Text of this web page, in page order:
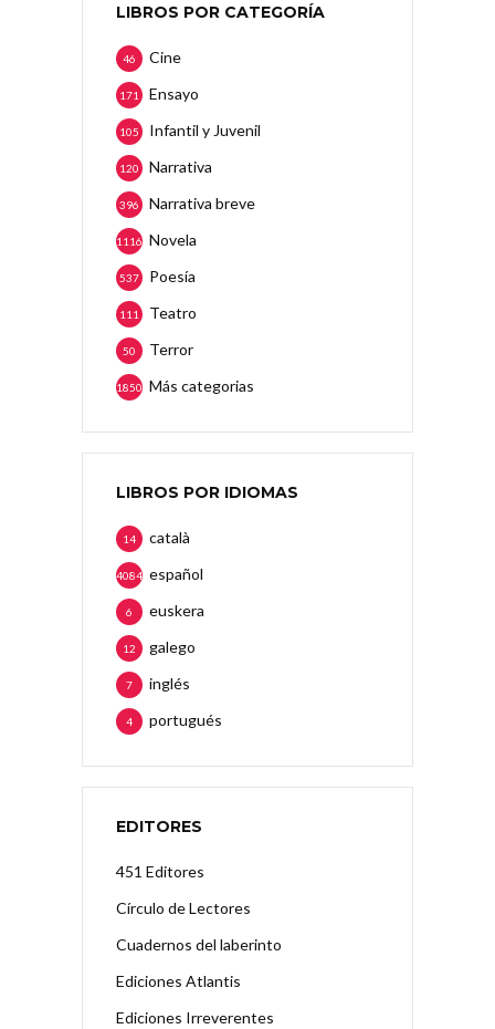
LIBROS POR CATEGORÍA
Cine
46
Ensayo
171
Infantil y Juvenil
105
Narrativa
120
Narrativa breve
396
Novela
1116
Poesía
537
Teatro
111
Terror
50
Más categorias
1850
LIBROS POR IDIOMAS
català
14
español
4084
euskera
6
galego
12
inglés
7
portugués
4
EDITORES
451 Editores
Círculo de Lectores
Cuadernos del laberinto
Ediciones Atlantis
Ediciones Irreverentes